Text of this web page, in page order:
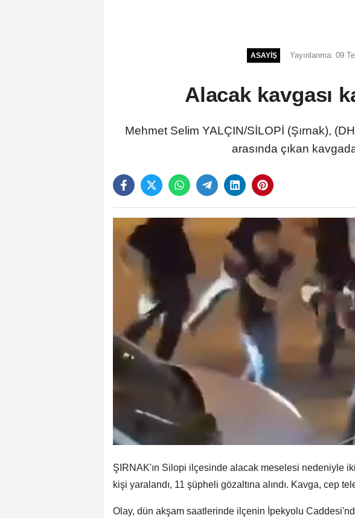
ASAYIŞ Yayınlanma: 09
Alacak kavgası
Mehmet Selim YALÇIN/SİLOPİ (Şırnak),
arasında çıkan
ŞIRNAK'ın Silopi ilçesinde alacak meselesi nedeniyle
kişi yaralandı, 11 şüpheli gözaltına alındı. Kavga, cep
Olay, dün akşam saatlerinde ilçenin İpekyolu